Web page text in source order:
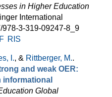
in Higher Education
International
3-319-09247-8_9
RIS
I., & Rittberger, M..
and weak OER:
informational
Global